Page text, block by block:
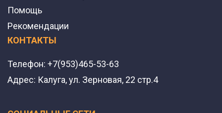
Помощь
Рекомендации
КОНТАКТЫ
Телефон: +7(953)465-53-63
Адрес: Калуга, ул. Зерновая, 22 стр.4